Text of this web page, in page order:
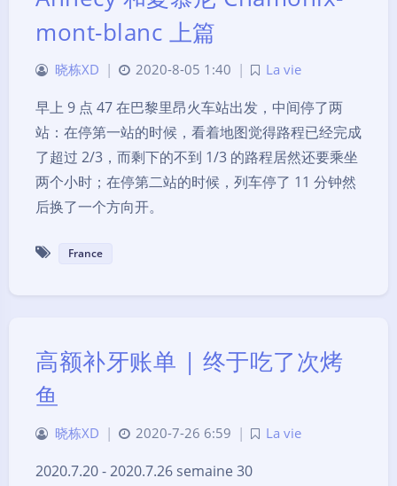
mont-blanc 上篇
晓栋XD | 2020-8-05 1:40 | La vie
早上 9 点 47 在巴黎里昂火车站出发，中间停了两
站：在停第一站的时候，看着地图觉得路程已经完成
了超过 2/3，而剩下的不到 1/3 的路程居然还要乘坐
两个小时；在停第二站的时候，列车停了 11 分钟然
后换了一个方向开。
France
高额补牙账单 | 终于吃了次烤
鱼
晓栋XD | 2020-7-26 6:59 | La vie
2020.7.20 - 2020.7.26 semaine 30